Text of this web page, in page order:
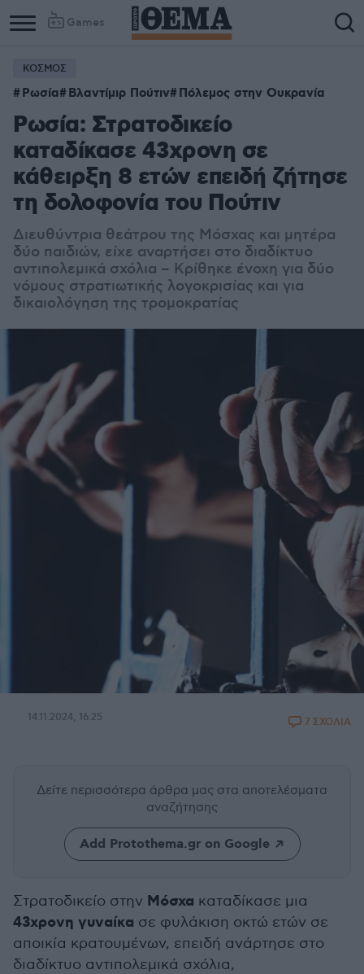
Games
ΚΟΣΜΟΣ
Ρωσία Βλαντίμιρ Πούτιν Πόλεμος στην Ουκρανία
Ρωσία: Στρατοδικείο
καταδίκασε 43χρονη σε
κάθειρξη 8 ετών επειδή ζήτησε
τη δολοφονία του Πούτιν
Διευθύντρια θεάτρου της Μόσχας και μητέρα
δύο παιδιών, είχε αναρτήσει στο διαδίκτυο
αντιπολεμικά σχόλια – Κρίθηκε ένοχη για δύο
νόμους στρατιωτικής λογοκρισίας και για
δικαιολόγηση της τρομοκρατίας
14.11.2024, 16:25 7 ΣΧΟΛΙΑ
Δείτε περισσότερα άρθρα μας στα αποτελέσματα
αναζήτησης
Add Protothema.gr on Google
Στρατοδικείο στην Μόσχα καταδίκασε μια
43χρονη γυναίκα σε φυλάκιση οκτώ ετών σε
αποικία κρατουμένων, επειδή ανάρτησε στο
διαδίκτυο αντιπολεμικά σχόλια,